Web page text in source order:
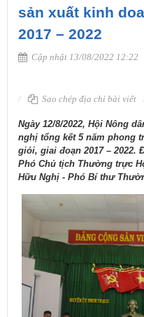
sản xuất kinh
2017 – 2022
Cập nhật 13/08/2022 12:22
Sao chép địa chỉ bài viết
Ngày 12/8/2022, Hội Nông
nghị tổng kết 5 năm phong
giỏi, giai đoạn 2017 – 2022.
Phó Chủ tịch Thường trực
Hữu Nghị - Phó Bí thư